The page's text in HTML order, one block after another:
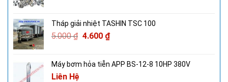
Tháp giải nhiệt TASHIN TSC 100
5.000₫ 4.600 ₫
Máy bơm hỏa tiễn APP BS-12-8 10HP 380V
Liên Hệ